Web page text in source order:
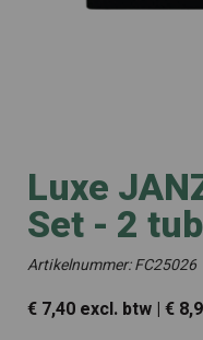
Luxe
Set - 2
Artikelnummer: FC25026
€ 7,40 excl. btw | €